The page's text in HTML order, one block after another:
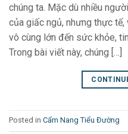
chúng ta. Mặc dù nhiều
của giấc ngủ, nhưng thực
vô cùng lớn đến sức khỏe,
Trong bài viết này, chúng […]
Posted in Cẩm Nang Tiểu Đường